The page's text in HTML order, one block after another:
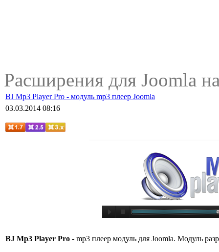
Расширения для Joomla
BJ Mp3 Player Pro - модуль mp3 плеер Joomla
03.03.2014 08:16
BJ Mp3 Player Pro - mp3 плеер модуль для Joomla. Модуль